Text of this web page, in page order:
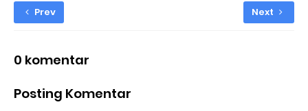
Prev Next
0 komentar
Posting Komentar